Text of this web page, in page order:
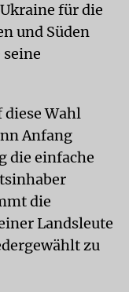
für die
und Süden
Wahl
Anfang
die einfache
die
Landsleute
zu